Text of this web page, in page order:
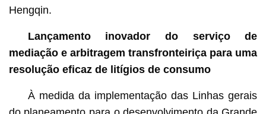
Hengqin.
Lançamento inovador do serviço de
mediação e arbitragem transfronteiriça para uma
resolução eficaz de litígios de consumo
À medida da implementação das Linhas gerais